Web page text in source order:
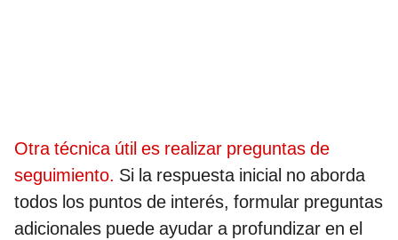
Otra técnica útil es realizar preguntas de
seguimiento. Si la respuesta inicial no aborda
todos los puntos de interés, formular preguntas
adicionales puede ayudar a profundizar en el